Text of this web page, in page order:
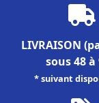
LIVRAISON
sous 48 à
* suivant